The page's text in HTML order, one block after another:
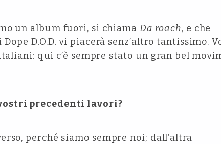
un album fuori, si chiama Da roach, e che
D.O.D. vi piacerà senz’altro tantissimo.
qui c’è sempre stato un gran bel
precedenti lavori?
perché siamo sempre noi; dall’altra